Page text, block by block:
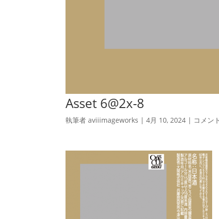
Asset 6@2x-8
執筆者aviiimageworks |4月 10, 2024 | コメン